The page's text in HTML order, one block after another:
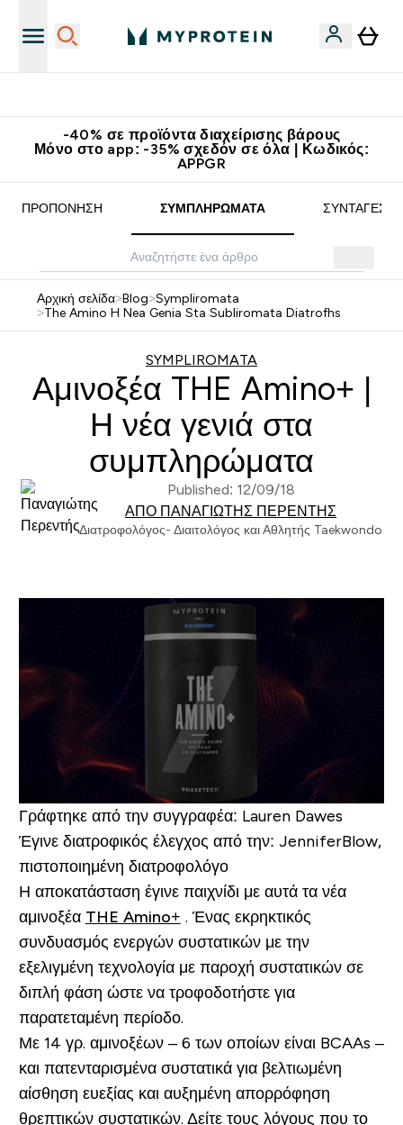
-40% σε προϊόντα διαχείρισης βάρους
Μόνο στο app: -35% σχεδόν σε όλα | Κωδικός:
APPGR
ΠΡΟΠΌΝΗΣΗ ΣΥΜΠΛΗΡΏΜΑΤΑ ΣΥΝΤΑΓΈΣ
Αρχική σελίδα>Blog>Sympliromata
>The Amino H Nea Genia Sta Subliromata Diatrofhs
SYMPLIROMATA
Αμινοξέα THE Amino+ |
Η νέα γενιά στα
συμπληρώματα
Published: 12/09/18
ΑΠΌ ΠΑΝΑΓΙΏΤΗΣ ΠΕΡΕΝΤΉΣ
Διατροφολόγος- Διαιτολόγος και Αθλητής Taekwondo
Γράφτηκε από την συγγραφέα: Lauren Dawes
Έγινε διατροφικός έλεγχος από την: JenniferBlow,
πιστοποιημένη διατροφολόγο
Η αποκατάσταση έγινε παιχνίδι με αυτά τα νέα
αμινοξέα THE Amino+ . Ένας εκρηκτικός
συνδυασμός ενεργών συστατικών με την
εξελιγμένη τεχνολογία με παροχή συστατικών σε
διπλή φάση ώστε να τροφοδοτήστε για
παρατεταμένη περίοδο.
Με 14 γρ. αμινοξέων – 6 των οποίων είναι BCAAs –
και πατενταρισμένα συστατικά για βελτιωμένη
αίσθηση ευεξίας και αυξημένη απορρόφηση
θρεπτικών συστατικών. Δείτε τους λόγους που το